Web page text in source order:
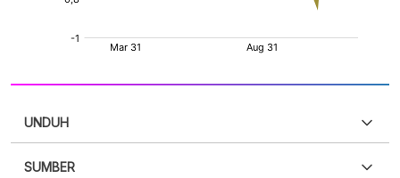
UNDUH
SUMBER